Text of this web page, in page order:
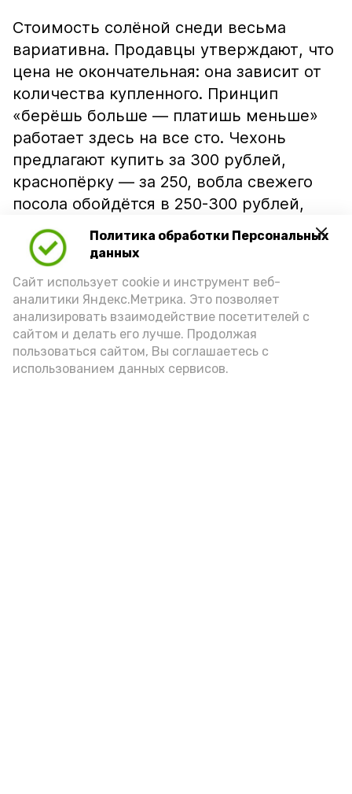
Политика обработки Персональных
данных
Сайт использует cookie и инструмент веб-
аналитики Яндекс.Метрика. Это позволяет
анализировать взаимодействие посетителей с
сайтом и делать его лучше. Продолжая
пользоваться сайтом, Вы соглашаетесь с
использованием данных сервисов.
Стоимость солёной снеди весьма
вариативна. Продавцы утверждают, что
цена не окончательная: она зависит от
количества купленного. Принцип
«берёшь больше — платишь меньше»
работает здесь на все сто. Чехонь
предлагают купить за 300 рублей,
краснопёрку — за 250, вобла свежего
посола обойдётся в 250-300 рублей,
столько же хотят за сухую, есть
любители и такой, которая напоминает
рыбные «сухарики». Лещ покрупнее, его
средняя цена составляет 600 рублей.
Порция рыбной соломки стоит 150
рублей. Конечно, имеет значение
размер: крупную сушёную и вяленую
рыбу можно приобрести и за 500-800